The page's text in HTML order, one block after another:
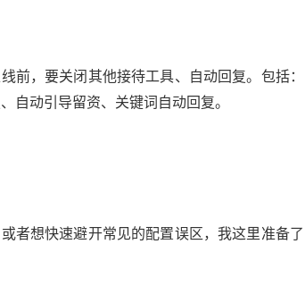
前，要关闭其他接待工具、自动回复。包括：
自动引导留资、关键词自动回复。
者想快速避开常见的配置误区，我这里准备了